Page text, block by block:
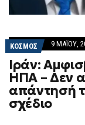
ΚΟΣΜΟΣ 9 ΜΑΪ́ΟΥ,
Ιράν:
ΗΠΑ – Δεν
απάντησή
σχέδιο